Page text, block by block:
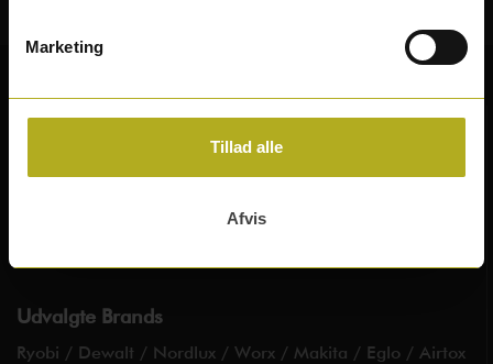
Marketing
Tillad alle
Afvis
Udvalgte Brands
Ryobi / Dewalt / Nordlux / Worx / Makita / Eglo / Airtox